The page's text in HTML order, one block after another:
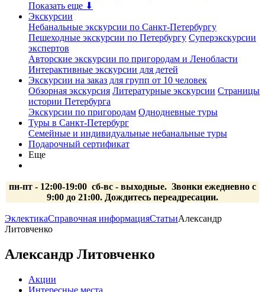
Показать еще ⬇
Экскурсии
Небанальные экскурсии по Санкт-Петербургу
Пешеходные экскурсии по Петербургу Суперэкскурсии
экспертов
Авторские экскурсии по пригородам и Ленобласти
Интерактивные экскурсии для детей
Экскурсии на заказ для групп от 10 человек
Обзорная экскурсия Литературные экскурсии Страницы
истории Петербурга
Экскурсии по пригородам Однодневные туры
Туры в Санкт-Петербург
Семейные и индивидуальные небанальные туры
Подарочный сертификат
Еще
пн-пт - 12:00-19:00 сб-вс - выходные. Звонки ежедневно с
9:00 до 21:00. Дождитесь переадресации.
ЭклектикаСправочная информацияСтатьиАлександр
Литовченко
Александр Литовченко
Акции
Интересные места